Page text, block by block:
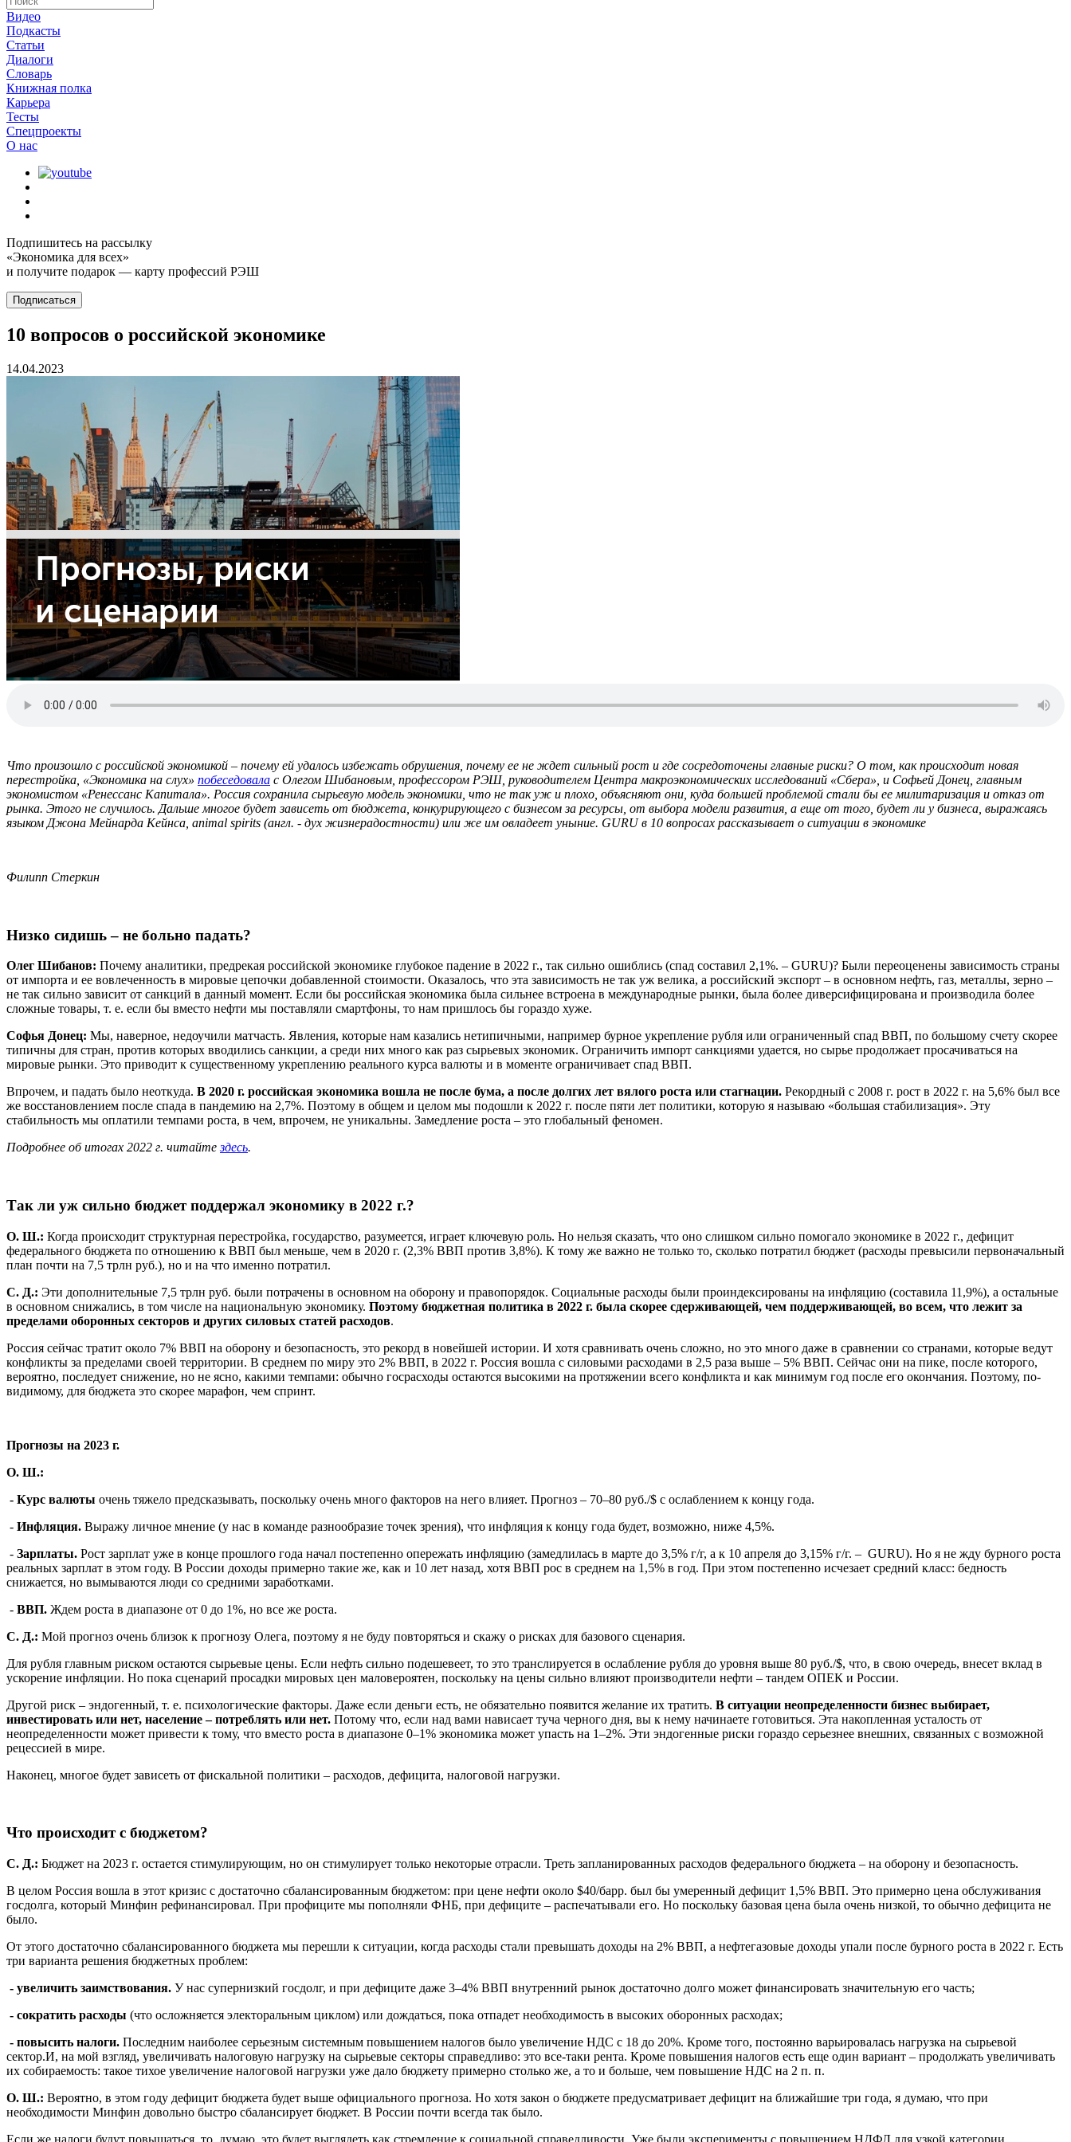
Видео
Подкасты
Статьи
Диалоги
Словарь
Книжная полка
Карьера
Тесты
Спецпроекты
О наc
Подпишитесь на рассылку
«Экономика для всех»
и получите подарок — карту профессий РЭШ
Подписаться
10 вопросов о российской экономике
14.04.2023
Что произошло с российской экономикой – почему ей удалось избежать обрушения, почему ее не ждет сильный рост и где сосредоточены главные риски? О том, как происходит новая
перестройка, «Экономика на слух» побеседовала с Олегом Шибановым, профессором РЭШ, руководителем Центра макроэкономических исследований «Сбера», и Софьей Донец, главным
экономистом «Ренессанс Капитала». Россия сохранила сырьевую модель экономики, что не так уж и плохо, объясняют они, куда большей проблемой стали бы ее милитаризация и отказ от
рынка. Этого не случилось. Дальше многое будет зависеть от бюджета, конкурирующего с бизнесом за ресурсы, от выбора модели развития, а еще от того, будет ли у бизнеса, выражаясь
языком Джона Мейнарда Кейнса, animal spirits (англ. - дух жизнерадостности) или же им овладеет уныние. GURU в 10 вопросах рассказывает о ситуации в экономике
Филипп Стеркин
Низко сидишь – не больно падать?
Олег Шибанов: Почему аналитики, предрекая российской экономике глубокое падение в 2022 г., так сильно ошиблись (спад составил 2,1%. – GURU)? Были переоценены зависимость страны
от импорта и ее вовлеченность в мировые цепочки добавленной стоимости. Оказалось, что эта зависимость не так уж велика, а российский экспорт – в основном нефть, газ, металлы, зерно –
не так сильно зависит от санкций в данный момент. Если бы российская экономика была сильнее встроена в международные рынки, была более диверсифицирована и производила более
сложные товары, т. е. если бы вместо нефти мы поставляли смартфоны, то нам пришлось бы гораздо хуже.
Софья Донец: Мы, наверное, недоучили матчасть. Явления, которые нам казались нетипичными, например бурное укрепление рубля или ограниченный спад ВВП, по большому счету скорее
типичны для стран, против которых вводились санкции, а среди них много как раз сырьевых экономик. Ограничить импорт санкциями удается, но сырье продолжает просачиваться на
мировые рынки. Это приводит к существенному укреплению реального курса валюты и в моменте ограничивает спад ВВП.
Впрочем, и падать было неоткуда. В 2020 г. российская экономика вошла не после бума, а после долгих лет вялого роста или стагнации. Рекордный с 2008 г. рост в 2022 г. на 5,6% был все
же восстановлением после спада в пандемию на 2,7%. Поэтому в общем и целом мы подошли к 2022 г. после пяти лет политики, которую я называю «большая стабилизация». Эту
стабильность мы оплатили темпами роста, в чем, впрочем, не уникальны. Замедление роста – это глобальный феномен.
Подробнее об итогах 2022 г. читайтездесь.
Так ли уж сильно бюджет поддержал экономику в 2022 г.?
О. Ш.: Когда происходит структурная перестройка, государство, разумеется, играет ключевую роль. Но нельзя сказать, что оно слишком сильно помогало экономике в 2022 г., дефицит
федерального бюджета по отношению к ВВП был меньше, чем в 2020 г. (2,3% ВВП против 3,8%). К тому же важно не только то, сколько потратил бюджет (расходы превысили первоначальный
план почти на 7,5 трлн руб.), но и на что именно потратил.
С. Д.: Эти дополнительные 7,5 трлн руб. были потрачены в основном на оборону и правопорядок. Социальные расходы были проиндексированы на инфляцию (составила 11,9%), а остальные
в основном снижались, в том числе на национальную экономику. Поэтому бюджетная политика в 2022 г. была скорее сдерживающей, чем поддерживающей, во всем, что лежит за
пределами оборонных секторов и других силовых статей расходов.
Россия сейчас тратит около 7% ВВП на оборону и безопасность, это рекорд в новейшей истории. И хотя сравнивать очень сложно, но это много даже в сравнении со странами, которые ведут
конфликты за пределами своей территории. В среднем по миру это 2% ВВП, в 2022 г. Россия вошла с силовыми расходами в 2,5 раза выше – 5% ВВП. Сейчас они на пике, после которого,
вероятно, последует снижение, но не ясно, какими темпами: обычно госрасходы остаются высокими на протяжении всего конфликта и как минимум год после его окончания. Поэтому, по-
видимому, для бюджета это скорее марафон, чем спринт.
Прогнозы на 2023 г.
О. Ш.:
- Курс валюты очень тяжело предсказывать, поскольку очень много факторов на него влияет. Прогноз – 70–80 руб./$ с ослаблением к концу года.
- Инфляция. Выражу личное мнение (у нас в команде разнообразие точек зрения), что инфляция к концу года будет, возможно, ниже 4,5%.
- Зарплаты. Рост зарплат уже в конце прошлого года начал постепенно опережать инфляцию (замедлилась в марте до 3,5% г/г, а к 10 апреля до 3,15% г/г. – GURU). Но я не жду бурного роста
реальных зарплат в этом году. В России доходы примерно такие же, как и 10 лет назад, хотя ВВП рос в среднем на 1,5% в год. При этом постепенно исчезает средний класс: бедность
снижается, но вымываются люди со средними заработками.
- ВВП. Ждем роста в диапазоне от 0 до 1%, но все же роста.
С. Д.: Мой прогноз очень близок к прогнозу Олега, поэтому я не буду повторяться и скажу о рисках для базового сценария.
Для рубля главным риском остаются сырьевые цены. Если нефть сильно подешевеет, то это транслируется в ослабление рубля до уровня выше 80 руб./$, что, в свою очередь, внесет вклад в
ускорение инфляции. Но пока сценарий просадки мировых цен маловероятен, поскольку на цены сильно влияют производители нефти – тандем ОПЕК и России.
Другой риск – эндогенный, т. е. психологические факторы. Даже если деньги есть, не обязательно появится желание их тратить. В ситуации неопределенности бизнес выбирает,
инвестировать или нет, население – потреблять или нет. Потому что, если над вами нависает туча черного дня, вы к нему начинаете готовиться. Эта накопленная усталость от
неопределенности может привести к тому, что вместо роста в диапазоне 0–1% экономика может упасть на 1–2%. Эти эндогенные риски гораздо серьезнее внешних, связанных с возможной
рецессией в мире.
Наконец, многое будет зависеть от фискальной политики – расходов, дефицита, налоговой нагрузки.
Что происходит с бюджетом?
С. Д.: Бюджет на 2023 г. остается стимулирующим, но он стимулирует только некоторые отрасли. Треть запланированных расходов федерального бюджета – на оборону и безопасность.
В целом Россия вошла в этот кризис с достаточно сбалансированным бюджетом: при цене нефти около $40/барр. был бы умеренный дефицит 1,5% ВВП. Это примерно цена обслуживания
госдолга, который Минфин рефинансировал. При профиците мы пополняли ФНБ, при дефиците – распечатывали его. Но поскольку базовая цена была очень низкой, то обычно дефицита не
было.
От этого достаточно сбалансированного бюджета мы перешли к ситуации, когда расходы стали превышать доходы на 2% ВВП, а нефтегазовые доходы упали после бурного роста в 2022 г. Есть
три варианта решения бюджетных проблем:
- увеличить заимствования. У нас супернизкий госдолг, и при дефиците даже 3–4% ВВП внутренний рынок достаточно долго может финансировать значительную его часть;
- сократить расходы (что осложняется электоральным циклом) или дождаться, пока отпадет необходимость в высоких оборонных расходах;
- повысить налоги. Последним наиболее серьезным системным повышением налогов было увеличение НДС с 18 до 20%. Кроме того, постоянно варьировалась нагрузка на сырьевой
сектор.И, на мой взгляд, увеличивать налоговую нагрузку на сырьевые секторы справедливо: это все-таки рента. Кроме повышения налогов есть еще один вариант – продолжать увеличивать
их собираемость: такое тихое увеличение налоговой нагрузки уже дало бюджету примерно столько же, а то и больше, чем повышение НДС на 2 п. п.
О. Ш.: Вероятно, в этом году дефицит бюджета будет выше официального прогноза. Но хотя закон о бюджете предусматривает дефицит на ближайшие три года, я думаю, что при
необходимости Минфин довольно быстро сбалансирует бюджет. В России почти всегда так было.